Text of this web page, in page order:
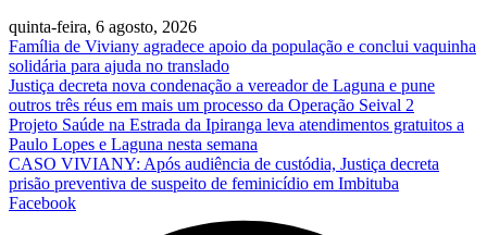
quinta-feira, 6 agosto, 2026
Família de Viviany agradece apoio da população e conclui vaquinha
solidária para ajuda no translado
Justiça decreta nova condenação a vereador de Laguna e pune
outros três réus em mais um processo da Operação Seival 2
Projeto Saúde na Estrada da Ipiranga leva atendimentos gratuitos a
Paulo Lopes e Laguna nesta semana
CASO VIVIANY: Após audiência de custódia, Justiça decreta
prisão preventiva de suspeito de feminicídio em Imbituba
Facebook